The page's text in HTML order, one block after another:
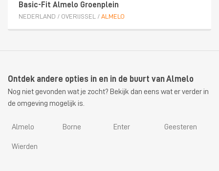
Basic-Fit Almelo Groenplein
NEDERLAND / OVERIJSSEL / ALMELO
Ontdek andere opties in en in de buurt van Almelo
Nog niet gevonden wat je zocht? Bekijk dan eens wat er verder in
de omgeving mogelijk is.
Almelo Borne Enter Geesteren
Wierden